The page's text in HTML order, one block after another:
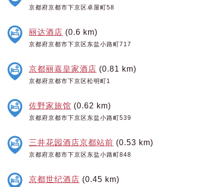
京都府京都市下京区卓屋町58
丽达酒店 (0.6 km)
京都府京都市下京区东盐小路町717
京都丽嘉皇家酒店 (0.81 km)
京都府京都市下京区松明町1
佐野家旅馆 (0.62 km)
京都府京都市下京区东盐小路町539
三井花园酒店京都站前 (0.53 km)
京都府京都市下京区东盐小路町848
京都世纪酒店 (0.45 km)